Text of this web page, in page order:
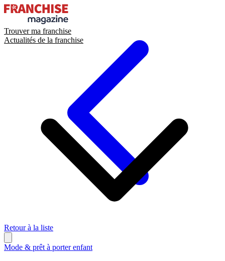
Trouver ma franchise
Actualités de la franchise
Retour à la liste
Mode & prêt à porter enfant